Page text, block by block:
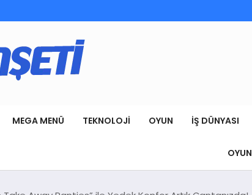
MEGA MENÜ TEKNOLOJI OYUN İŞ DÜNYASI
OYUN